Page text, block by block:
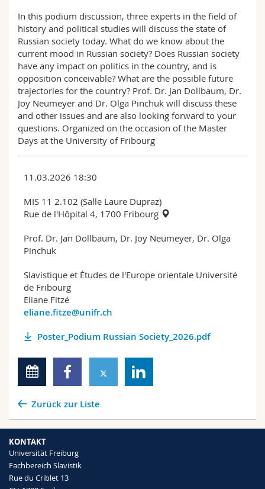
In this podium discussion, three experts in the field of
history and political studies will discuss the state of
Russian society today. What do we know about the
current mood in Russian society? Does Russian society
have any impact on politics in the country, and is
opposition conceivable? What are the possible future
trajectories for the country? Prof. Dr. Jan Dollbaum, Dr.
Joy Neumeyer and Dr. Olga Pinchuk will discuss these
and other issues and are also looking forward to your
questions. Organized on the occasion of the Master
Days at the University of Fribourg
11.03.2026 18:30
MIS 11 2.102 (Salle Laure Dupraz)
Rue de l'Hôpital 4, 1700 Fribourg
Prof. Dr. Jan Dollbaum, Dr. Joy Neumeyer, Dr. Olga
Pinchuk
Slavistique et Études de l'Europe orientale Université
de Fribourg
Eliane Fitzé
eliane.fitze@unifr.ch
Poster_Podium Russian Society_2026.pdf
Zurück zur Liste
KONTAKT
Universität Freiburg
Fachbereich Slavistik
Rue du Criblet 13